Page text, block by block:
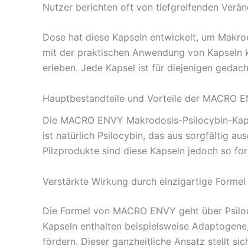
Nutzer berichten oft von tiefgreifenden
Dose hat diese Kapseln entwickelt, um
mit der praktischen Anwendung von
erleben. Jede Kapsel ist für diejenigen
Hauptbestandteile und Vorteile der MACRO
Die MACRO ENVY Makrodosis-Psilocybin-
ist natürlich Psilocybin, das aus sorgfältig
Pilzprodukte sind diese Kapseln jedoch so
Verstärkte Wirkung durch einzigartige Formel
Die Formel von MACRO ENVY geht über
Kapseln enthalten beispielsweise
fördern. Dieser ganzheitliche Ansatz stellt